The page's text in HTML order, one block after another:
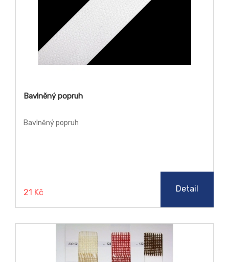
Bavlněný popruh
Bavlněný popruh
21 Kč Detail